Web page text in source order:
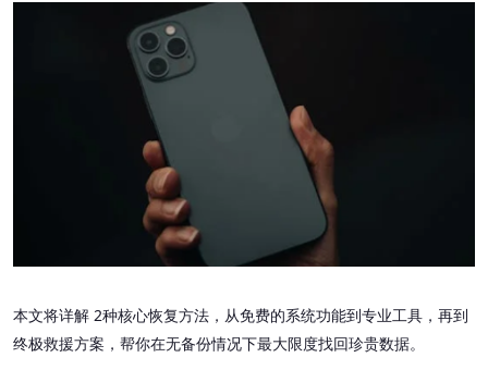
本文将详解 2种核心恢复方法，从免费的系统功能到专业工具，再到
终极救援方案，帮你在无备份情况下最大限度找回珍贵数据。